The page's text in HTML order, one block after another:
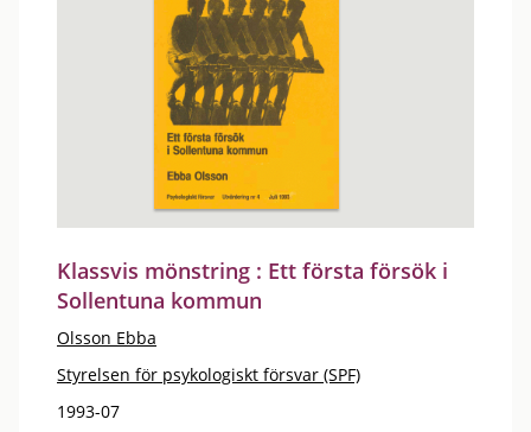
Klassvis mönstring : Ett första försök i
Sollentuna kommun
Olsson Ebba
Styrelsen för psykologiskt försvar (SPF)
1993-07